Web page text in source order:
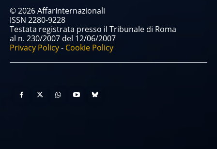
© 2026 AffarInternazionali
ISSN 2280-9228
Testata registrata presso il Tribunale di Roma
al n. 230/2007 del 12/06/2007
Privacy Policy- Cookie Policy